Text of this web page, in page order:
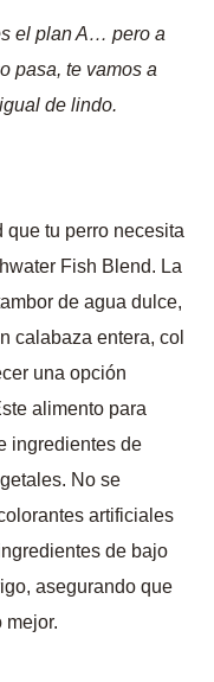
el plan A… pero a
pasa, te vamos a
de lindo.
que tu perro necesita
Fish Blend. La
de agua dulce,
calabaza entera, col
una opción
alimento para
ingredientes de
No se
artificiales
de bajo
asegurando que
mejor.